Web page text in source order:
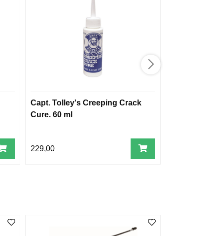
Capt. Tolley's Creeping Crack
Cure. 60 ml
229,00